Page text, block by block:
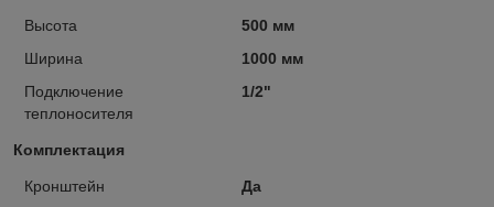
Высота
500 мм
Ширина
1000 мм
Подключение
теплоносителя
1/2"
Комплектация
Кронштейн
Да